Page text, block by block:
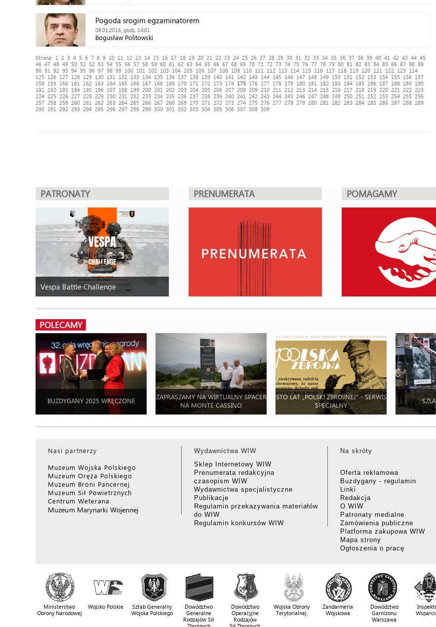
Pogoda srogim egzaminatorem
08.01.2016, godz. 14:01
Bogusław Politowski
Strona: 1 2 3 4 5 6 7 8 9 10 11 12 13 14 15 16 17 18 19 20 21 22 23 24 25 26 27 28 29 30 31 32 33 34 35 36 37 38 39 40 41 42 43 44 45
46 47 48 49 50 51 52 53 54 55 56 57 58 59 60 61 62 63 64 65 66 67 68 69 70 71 72 73 74 75 76 77 78 79 80 81 82 83 84 85 86 87 88 89
90 91 92 93 94 95 96 97 98 99 100 101 102 103 104 105 106 107 108 109 110 111 112 113 114 115 116 117 118 119 120 121 122 123
124
125
126 127 128 129 130 131 132 133 134 135 136 137 138 139 140 141 142 143 144 145 146 147 148 149 150 151 152 153 154 155 156 157
158 159 160 161 162 163 164 165 166 167 168 169 170 171 172 173 174 175 176 177 178 179 180 181 182 183 184 185 186 187 188 189 190
191
192 193 194 195 196 197 198 199 200 201 202 203 204 205 206 207 208 209 210 211 212 213 214 215 216 217 218 219 220 221 222
223
224 225 226 227 228 229 230 231 232 233 234 235 236 237 238 239 240 241 242 243 244 245 246 247 248 249 250 251 252 253 254 255
256
257 258 259 260 261 262 263 264 265 266 267 268 269 270 271 272 273 274 275 276 277 278 279 280 281 282 283 284 285 286 287 288 289
290 291 292 293 294 295 296 297 298 299 300 301 302 303 304 305 306 307 308 309
PATRONATY
Vespa Battle Challenge
PRENUMERATA POMAGAMY
POLECAMY
BUZDYGANY 2025 WRĘCZONE
ZAPRASZAMY NA WIRTUALNY SPACER
NA MONTE CASSINO
STO LAT „POLSKI ZBROJNEJ” - SERWIS
SPECJALNY
Nasi partnerzy
Muzeum Wojska Polskiego
Muzeum Oręża Polskiego
Muzeum Broni Pancernej
Muzeum Sił Powietrznych
Centrum Weterana
Muzeum Marynarki Wojennej
Wydawnictwa WIW
Sklep Internetowy WIW
Prenumerata redakcyjna
czasopism WIW
Wydawnictwa specjalistyczne
Publikacje
Regulamin przekazywania materiałów
do WIW
Regulamin konkursów WIW
Na skróty
Oferta reklamowa
Buzdygany - regulamin
Linki
Redakcja
O WIW
Patronaty medialne
Zamówienia publiczne
Platforma zakupowa WIW
Mapa strony
Ogłoszenia o pracę
Ministerstwo
Obrony Narodowej
Wojsko Polskie
Sztab Generalny
Wojska Polskiego
Dowództwo
Generalne
Rodzajów Sił
Dowództwo
Operacyjne
Rodzajów
Wojska Obrony
Terytorialnej
Żandarmeria
Wojskowa
Dowództwo
Garnizonu
Warszawa